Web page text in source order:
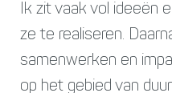
Ik zit vaak vol ideeën
ze te realiseren.
samenwerken en
op het gebied van